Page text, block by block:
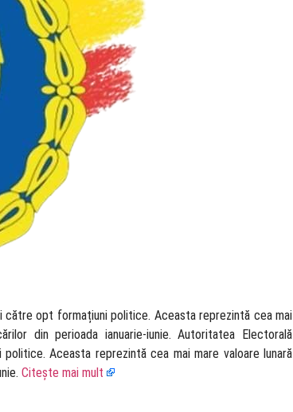
către opt formațiuni politice. Aceasta reprezintă cea mai
din perioada ianuarie-iunie. Autoritatea Electorală
Aceasta reprezintă cea mai mare valoare lunară
Citește mai mult